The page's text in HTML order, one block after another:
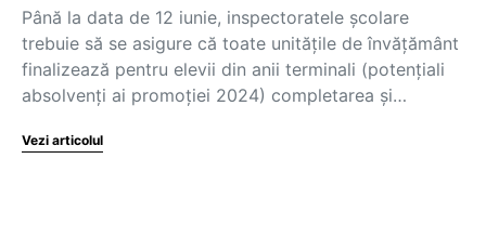
Până la data de 12 iunie, inspectoratele școlare
trebuie să se asigure că toate unitățile de învățământ
finalizează pentru elevii din anii terminali (potențiali
absolvenți ai promoției 2024) completarea și…
Vezi articolul